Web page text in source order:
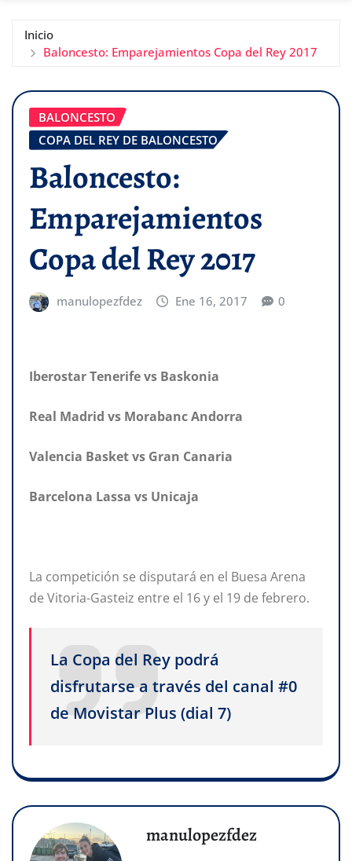
Inicio
Baloncesto: Emparejamientos Copa del Rey 2017
BALONCESTO
COPA DEL REY DE BALONCESTO
Baloncesto:
Emparejamientos
Copa del Rey 2017
manulopezfdez Ene 16, 2017 0
Iberostar Tenerife vs Baskonia
Real Madrid vs Morabanc Andorra
Valencia Basket vs Gran Canaria
Barcelona Lassa vs Unicaja
La competición se disputará en el Buesa Arena
de Vitoria-Gasteiz entre el 16 y el 19 de febrero.
La Copa del Rey podrá
disfrutarse a través del canal #0
de Movistar Plus (dial 7)
manulopezfdez